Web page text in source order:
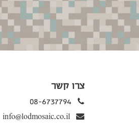
צרו קשר
08-6737794
info@lodmosaic.co.il